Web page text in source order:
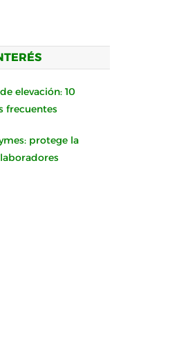
elevación: 10
frecuentes
protege la